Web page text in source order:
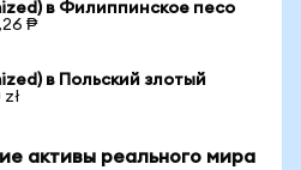
в Филиппинское песо
₱
в Польский злотый
активы реального мира